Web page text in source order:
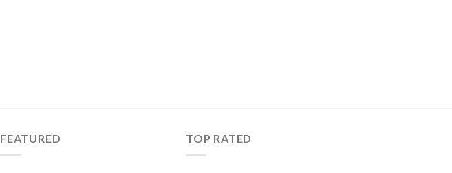
FEATURED TOP RATED